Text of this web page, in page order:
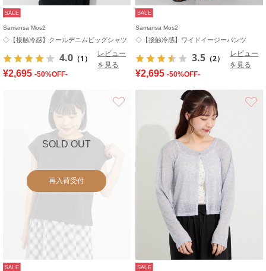
SALE
Samansa Mos2
◇【接触冷感】クールデニムビッグシャツ
4.0 （1）
レビュー
を見る
¥2,695 -50%OFF-
SALE
Samansa Mos2
◇【接触冷感】ワイドイージーパンツ
3.5 （2）
レビュー
を見る
¥2,695 -50%OFF-
SOLD OUT
再入荷受付
SALE SALE